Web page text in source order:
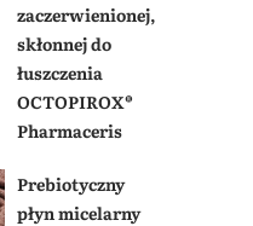
zaczerwienionej,
skłonnej do
łuszczenia
OCTOPIROX®
Pharmaceris
Prebiotyczny
płyn micelarny